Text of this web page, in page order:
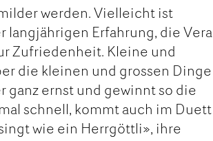
werden. Vielleicht ist
langjährigen Erfahrung, die Vera
Zufriedenheit. Kleine und
die kleinen und grossen Dinge
ernst und gewinnt so die
schnell, kommt auch im Duett
wie ein Herrgöttli», ihre